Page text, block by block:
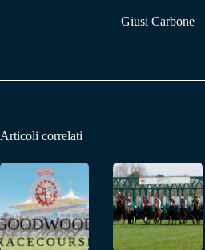
Giusi Carbone
Articoli correlati